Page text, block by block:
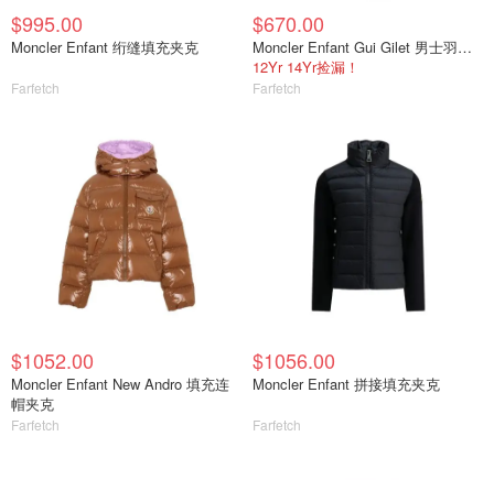
$995.00
Moncler Enfant 绗缝填充夹克
Farfetch
$670.00
Moncler Enfant Gui Gilet 男士羽绒马甲
12Yr 14Yr捡漏！
Farfetch
$1052.00
Moncler Enfant New Andro 填充连
帽夹克
Farfetch
$1056.00
Moncler Enfant 拼接填充夹克
Farfetch